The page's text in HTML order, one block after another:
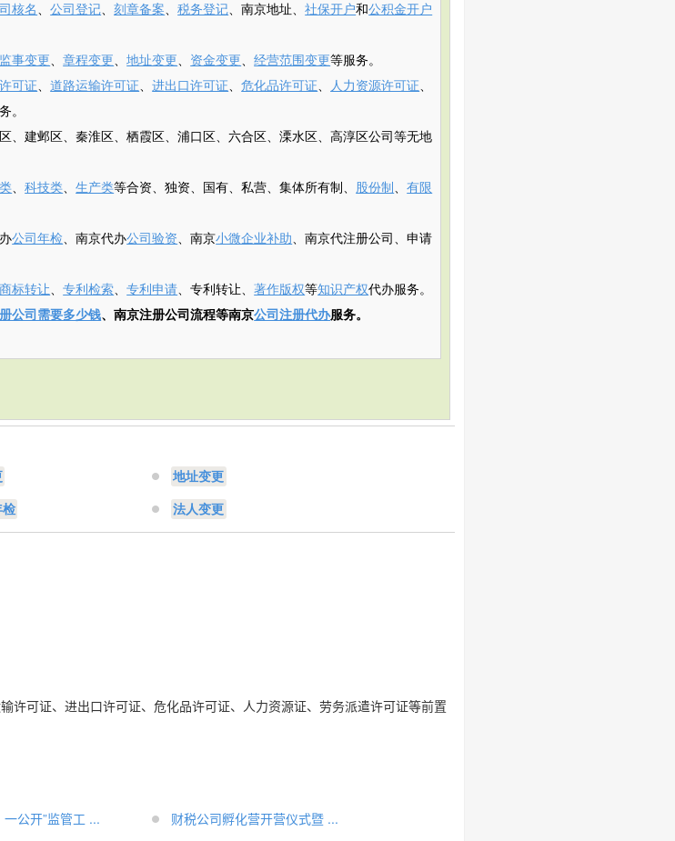
核名、公司登记、刻章备案、税务登记、南京地址、社保开户和公积金开户
监事变更、章程变更、地址变更、 资金变更、经营范围变更等服务。
可证、道路运输许可证、进出口许可证、危化品许可证、 人力资源许可证、
。
、建邺区、秦淮区、栖霞区、浦口区、六合区、溧水区、高淳区公司等无地
、科技类、生产类等合资、独资、国有、私营、集体所有制、 股份制 、有限
公司年检、南京代办公司验资、南京小微企业补助、南京代注册公司、申请
商标转让、专利检索、专利申请、专利转让、著作版权等知识产权代办服务。
公司需要多少钱、南京注册公司流程等南京公司注册代办服务。
地址变更
检 法人变更
许可证、进出口许可证、危化品许可证、人力资源证、劳务派遣许可证等前置
一公开”监管工 ...
财税公司孵化营开营仪式暨 ...